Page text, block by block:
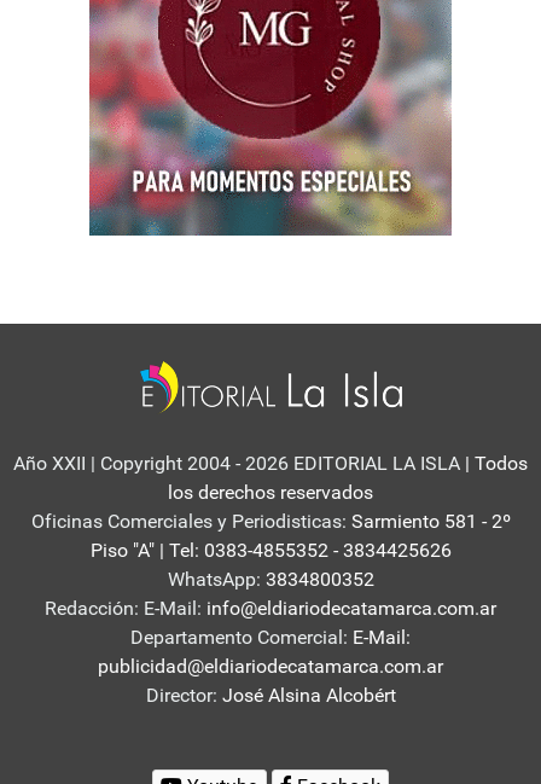
Año XXII | Copyright 2004 - 2026 EDITORIAL LA ISLA | Todos
los derechos reservados
Oficinas Comerciales y Periodisticas: Sarmiento 581 - 2º
Piso "A" | Tel: 0383-4855352 - 3834425626
WhatsApp: 3834800352
Redacción: E-Mail: info@eldiariodecatamarca.com.ar
Departamento Comercial: E-Mail:
publicidad@eldiariodecatamarca.com.ar
Director: José Alsina Alcobért